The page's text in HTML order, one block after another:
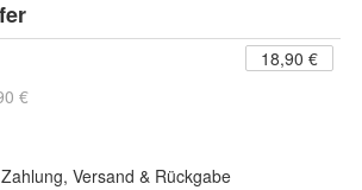
18,90 €
€
Zahlung, Versand & Rückgabe